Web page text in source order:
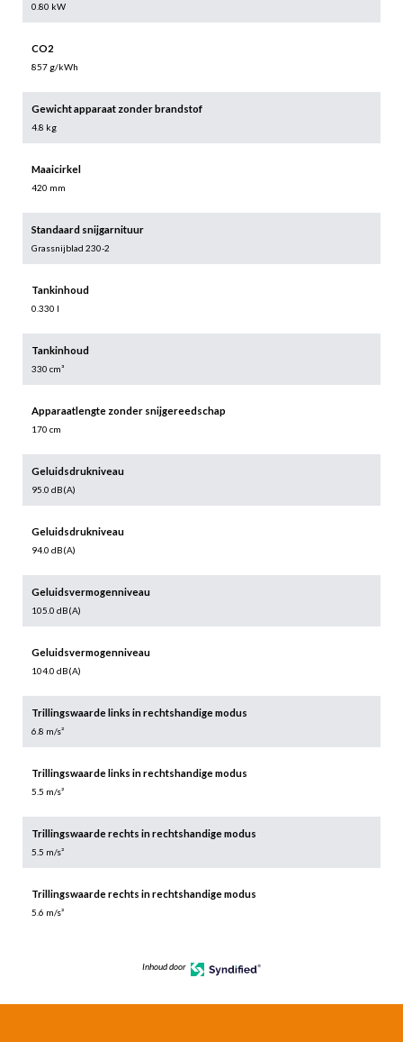
0.80 kW
CO2
857 g/kWh
Gewicht apparaat zonder brandstof
4.8 kg
Maaicirkel
420 mm
Standaard snijgarnituur
Grassnijblad 230-2
Tankinhoud
0.330 l
Tankinhoud
330 cm³
Apparaatlengte zonder snijgereedschap
170 cm
Geluidsdrukniveau
95.0 dB(A)
Geluidsdrukniveau
94.0 dB(A)
Geluidsvermogenniveau
105.0 dB(A)
Geluidsvermogenniveau
104.0 dB(A)
Trillingswaarde links in rechtshandige modus
6.8 m/s²
Trillingswaarde links in rechtshandige modus
5.5 m/s²
Trillingswaarde rechts in rechtshandige modus
5.5 m/s²
Trillingswaarde rechts in rechtshandige modus
5.6 m/s²
Inhoud door